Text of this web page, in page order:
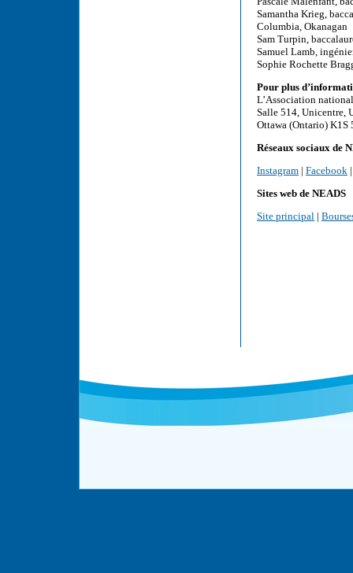
Samantha Krieg,
Columbia, Okanagan
Sam Turpin,
Samuel Lamb,
Sophie Rochette
Pour plus
L’Association
Salle 514, Unicentre,
Ottawa (Ontario) K1S
Réseaux sociaux de
Instagram | Facebook
Sites web de NEADS
Site principal |